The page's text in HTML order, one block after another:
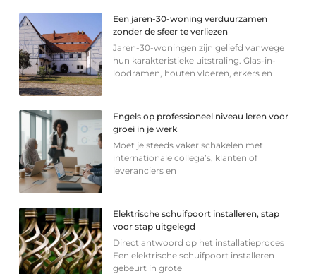
Een jaren-30-woning verduurzamen
zonder de sfeer te verliezen
Jaren-30-woningen zijn geliefd vanwege
hun karakteristieke uitstraling. Glas-in-
loodramen, houten vloeren, erkers en
Engels op professioneel niveau leren voor
groei in je werk
Moet je steeds vaker schakelen met
internationale collega’s, klanten of
leveranciers en
Elektrische schuifpoort installeren, stap
voor stap uitgelegd
Direct antwoord op het installatieproces
Een elektrische schuifpoort installeren
gebeurt in grote